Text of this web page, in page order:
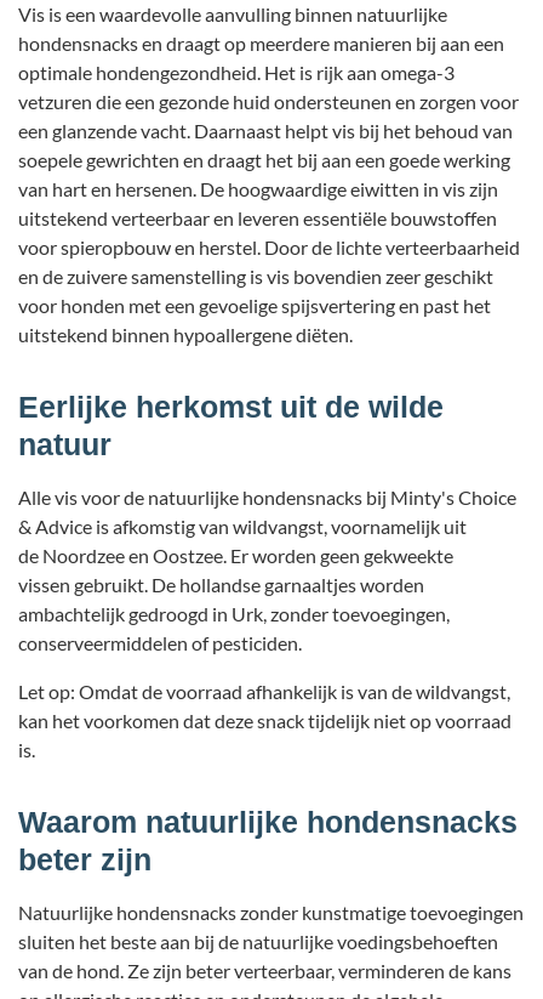
Vis is een waardevolle aanvulling binnen natuurlijke
hondensnacks en draagt op meerdere manieren bij aan een
optimale hondengezondheid. Het is rijk aan omega-3
vetzuren die een gezonde huid ondersteunen en zorgen voor
een glanzende vacht. Daarnaast helpt vis bij het behoud van
soepele gewrichten en draagt het bij aan een goede werking
van hart en hersenen. De hoogwaardige eiwitten in vis zijn
uitstekend verteerbaar en leveren essentiële bouwstoffen
voor spieropbouw en herstel. Door de lichte verteerbaarheid
en de zuivere samenstelling is vis bovendien zeer geschikt
voor honden met een gevoelige spijsvertering en past het
uitstekend binnen hypoallergene diëten.
Eerlijke herkomst uit de wilde
natuur
Alle vis voor de natuurlijke hondensnacks bij Minty's Choice
& Advice is afkomstig van wildvangst, voornamelijk uit
de Noordzee en Oostzee. Er worden geen gekweekte
vissen gebruikt. De hollandse garnaaltjes worden
ambachtelijk gedroogd in Urk, zonder toevoegingen,
conserveermiddelen of pesticiden.
Let op: Omdat de voorraad afhankelijk is van de wildvangst,
kan het voorkomen dat deze snack tijdelijk niet op voorraad
is.
Waarom natuurlijke hondensnacks
beter zijn
Natuurlijke hondensnacks zonder kunstmatige toevoegingen
sluiten het beste aan bij de natuurlijke voedingsbehoeften
van de hond. Ze zijn beter verteerbaar, verminderen de kans